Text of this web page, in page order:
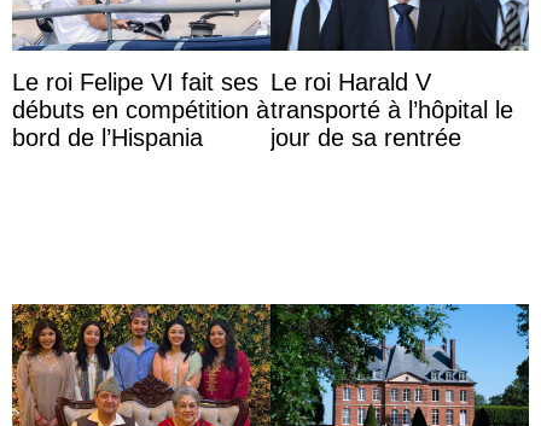
Le roi Felipe VI fait ses
débuts en compétition à
bord de l’Hispania
Le roi Harald V
transporté à l’hôpital le
jour de sa rentrée